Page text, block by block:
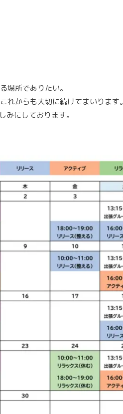
場所でありたい。
れからも大切に続けてまいります。
にしております。